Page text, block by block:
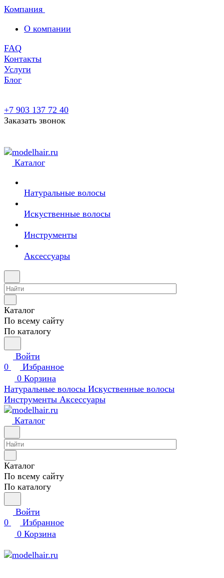
Компания
О компании
FAQ
Контакты
Услуги
Блог
+7 903 137 72 40
Заказать звонок
Каталог
Натуральные волосы
Искуственные волосы
Инструменты
Аксессуары
Каталог
По всему сайту
По каталогу
Войти
0
Избранное
0 Корзина
Натуральные волосы Искуственные волосы
Инструменты Аксессуары
Каталог
Каталог
По всему сайту
По каталогу
Войти
0
Избранное
0 Корзина